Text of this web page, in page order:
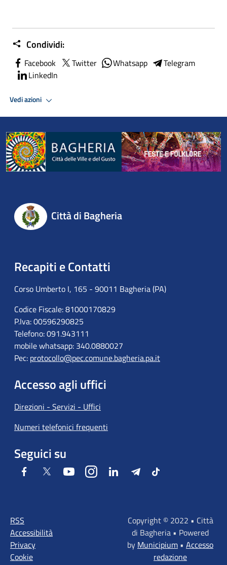
Condividi:
Facebook Twitter Whatsapp
Telegram
LinkedIn
Vedi azioni
Città di Bagheria
Recapiti e Contatti
Corso Umberto I, 165 - 90011 Bagheria (PA)
Codice Fiscale: 81000170829
P.Iva: 00596290825
Telefono: 091.943111
mobile whatsapp: 340.0880027
Pec: protocollo@pec.comune.bagheria.pa.it
Accesso agli uffici
Direzioni - Servizi - Uffici
Numeri telefonici frequenti
Seguici su
Facebook Twitter YoutubeInstagramLinkedIn TelegramTiktok
RSS
Accessibilità
Privacy
Cookie
Copyright © 2022 • Città
di Bagheria • Powered
by Municipium • Accesso
redazione